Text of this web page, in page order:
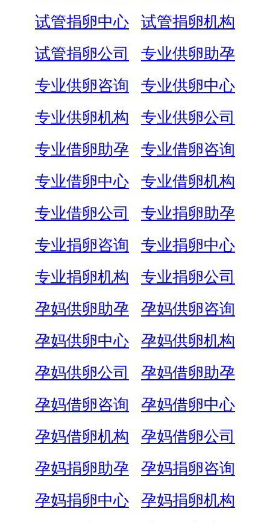
试管捐卵中心
试管捐卵机构
试管捐卵公司
专业供卵助孕
专业供卵咨询
专业供卵中心
专业供卵机构
专业供卵公司
专业借卵助孕
专业借卵咨询
专业借卵中心
专业借卵机构
专业借卵公司
专业捐卵助孕
专业捐卵咨询
专业捐卵中心
专业捐卵机构
专业捐卵公司
孕妈供卵助孕
孕妈供卵咨询
孕妈供卵中心
孕妈供卵机构
孕妈供卵公司
孕妈借卵助孕
孕妈借卵咨询
孕妈借卵中心
孕妈借卵机构
孕妈借卵公司
孕妈捐卵助孕
孕妈捐卵咨询
孕妈捐卵中心
孕妈捐卵机构